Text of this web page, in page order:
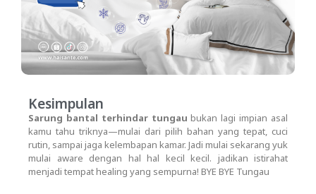
Kesimpulan
Sarung bantal terhindar tungau bukan lagi impian asal
kamu tahu triknya—mulai dari pilih bahan yang tepat, cuci
rutin, sampai jaga kelembapan kamar. Jadi mulai sekarang yuk
mulai aware dengan hal hal kecil kecil. jadikan istirahat
menjadi tempat healing yang sempurna! BYE BYE Tungau